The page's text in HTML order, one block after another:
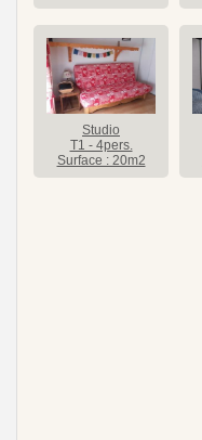
Studio
T1 - 4pers.
Surface : 20m2